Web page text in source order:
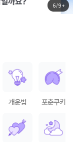
6 / 9 +
개운법 포춘쿠키